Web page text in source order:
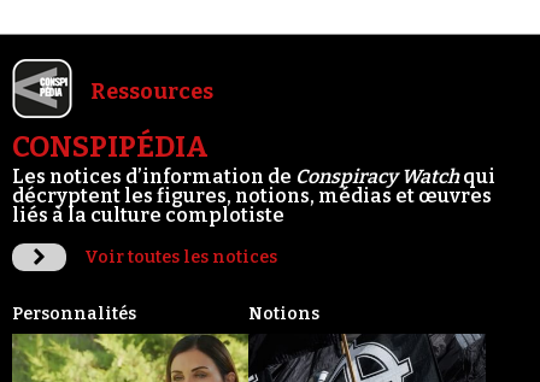
Ressources
CONSPIPÉDIA
Les notices d’information de Conspiracy Watchqui
décryptent les figures, notions, médias et œuvres
liés à la culture complotiste
Voir toutes les notices
Personnalités Notions